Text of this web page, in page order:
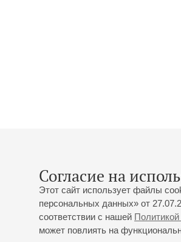
Согласие на
Этот сайт использует файлы
персональных данных» от
соответствии с нашей
может повлиять на